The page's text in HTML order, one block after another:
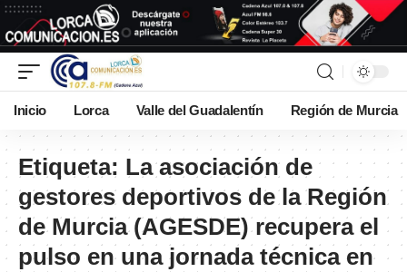
Inicio Lorca Valle del Guadalentín Región de Murcia
Etiqueta: La asociación de
gestores deportivos de la Región
de Murcia (AGESDE) recupera el
pulso en una jornada técnica en